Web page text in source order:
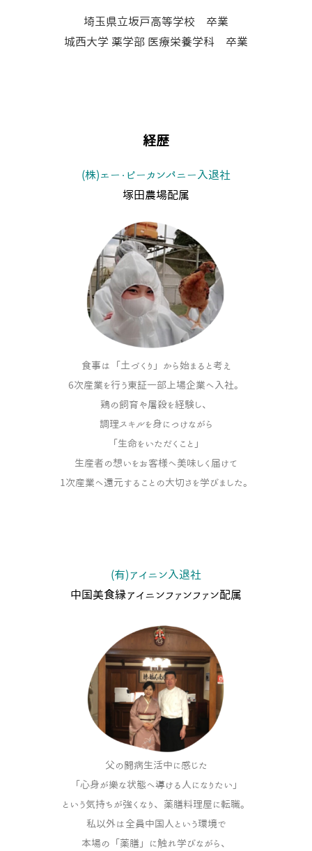
埼玉県立坂戸高等学校 卒業
城西大学 薬学部 医療栄養学科 卒業
経歴
(株)エー・ピーカンパニー入退社
塚田農場配属
食事は「土づくり」から始まると考え
6次産業を行う東証一部上場企業へ入社。
鶏の飼育や屠殺を経験し、
調理スキルを身につけながら
「生命をいただくこと」
生産者の想いをお客様へ美味しく届けて
1次産業へ還元することの大切さを学びました。
(有)アイニン入退社
中国美食縁アイニンファンファン配属
父の闘病生活中に感じた
「心身が樂な状態へ導ける人になりたい」
という気持ちが強くなり、薬膳料理屋に転職。
私以外は全員中国人という環境で
本場の「薬膳」に触れ学びながら、